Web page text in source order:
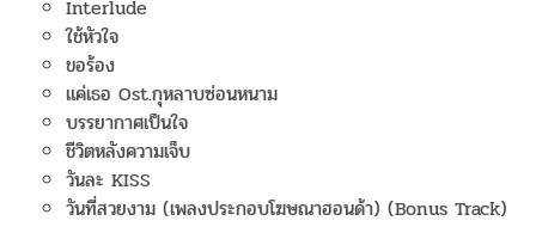
Interlude
ใช้หัวใจ
ขอร้อง
แค่เธอ Ost.กุหลาบซ่อนหนาม
บรรยากาศเป็นใจ
ชีวิตหลังความเจ็บ
วันละ KISS
วันที่สวยงาม (เพลงประกอบโฆษณาฮอนด้า) (Bonus Track)